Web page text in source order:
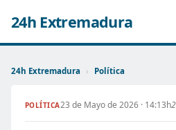
24h Extremadura
24h Extremadura › Política
POLÍTICA23 de Mayo de 2026 · 14:13h